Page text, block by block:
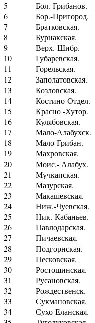
5
Бол.-Грибанов.
6
Бор.-Пригород.
7
Братковская.
8
Бурнакская.
9
Верх.-Шибр.
10
Губаревская.
11
Горельская.
12
Заполатовская.
13
Козловская.
14
Костино-Отдел.
15
Красно -Хутор.
16
Кулябовская.
17
Мало-Алабухск.
18
Мало-Грибан.
19
Махровская.
20
Моис.- Алабух.
21
Мучкапская.
22
Мазурская.
23
Макашевская.
24
Ниж.-Чуевская.
25
Ник.-Кабаньев.
26
Павлодарская.
27
Пичаевская.
28
Подгорнская.
29
Песковская.
30
Ростошинская.
31
Русановская.
32
Рождественск.
33
Сукмановская.
34
Сухо-Еланская.